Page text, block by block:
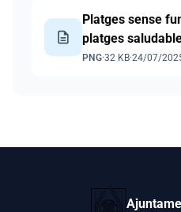
description
Platges sense
platges
PNG·32 KB·24/07/